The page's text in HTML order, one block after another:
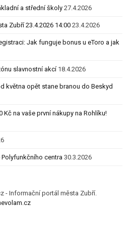
a střední školy 27.4.2026
Zubří 23.4.2026 14:00 23.4.2026
Jak funguje bonus u eToro a jak
slavnostní akcí 18.4.2026
května opět stane branou do Beskyd
Kč na vaše první nákupy na Rohlíku!
centra 30.3.2026
- Informační portál města Zubří.